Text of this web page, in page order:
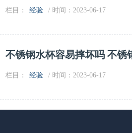
栏目： 经验 / 时间：2023-06-17
不锈钢水杯容易摔坏吗 不锈
栏目： 经验 / 时间：2023-06-17